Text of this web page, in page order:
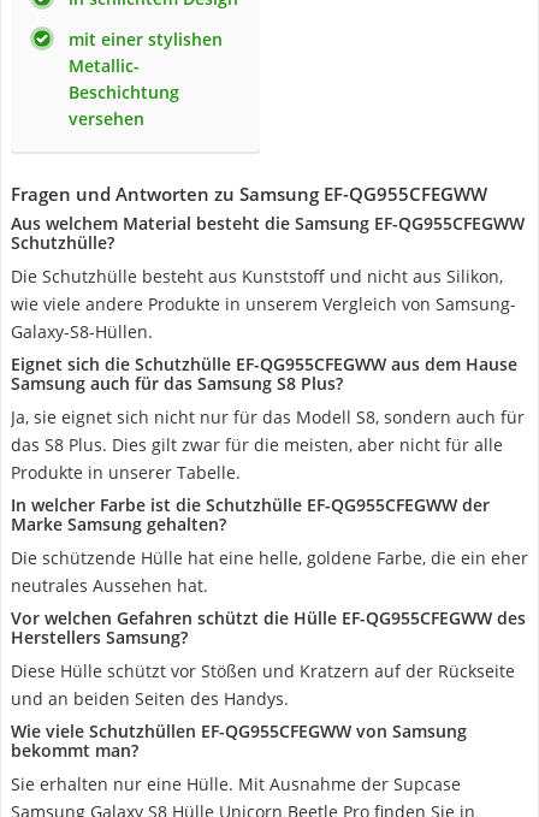
mit einer stylishen
Metallic-
Beschichtung
versehen
Fragen und Antworten zu Samsung EF-QG955CFEGWW
Aus welchem Material besteht die Samsung EF-QG955CFEGWW
Schutzhülle?
Die Schutzhülle besteht aus Kunststoff und nicht aus Silikon,
wie viele andere Produkte in unserem Vergleich von Samsung-
Galaxy-S8-Hüllen.
Eignet sich die Schutzhülle EF-QG955CFEGWW aus dem Hause
Samsung auch für das Samsung S8 Plus?
Ja, sie eignet sich nicht nur für das Modell S8, sondern auch für
das S8 Plus. Dies gilt zwar für die meisten, aber nicht für alle
Produkte in unserer Tabelle.
In welcher Farbe ist die Schutzhülle EF-QG955CFEGWW der
Marke Samsung gehalten?
Die schützende Hülle hat eine helle, goldene Farbe, die ein eher
neutrales Aussehen hat.
Vor welchen Gefahren schützt die Hülle EF-QG955CFEGWW des
Herstellers Samsung?
Diese Hülle schützt vor Stößen und Kratzern auf der Rückseite
und an beiden Seiten des Handys.
Wie viele Schutzhüllen EF-QG955CFEGWW von Samsung
bekommt man?
Sie erhalten nur eine Hülle. Mit Ausnahme der Supcase
Samsung Galaxy S8 Hülle Unicorn Beetle Pro finden Sie in